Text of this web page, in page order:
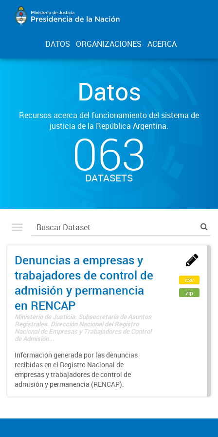
DATOS ORGANIZACIONES ACERCA
Datos
Recursos acerca del funcionamiento del sistema de
justicia de la República Argentina.
063
DATASETS
Denuncias a empresas y
trabajadores de control de
admisión y permanencia
en RENCAP
Ministerio de Justicia. Subsecretaría de Asuntos
Registrales. Dirección Nacional del Registro
Nacional de Empresas y Trabajadores de Control
de Admisión...
Información generada por las denuncias
recibidas en el Registro Nacional de
empresas y trabajadores de control de
admisión y permanencia (RENCAP).
csv
zip